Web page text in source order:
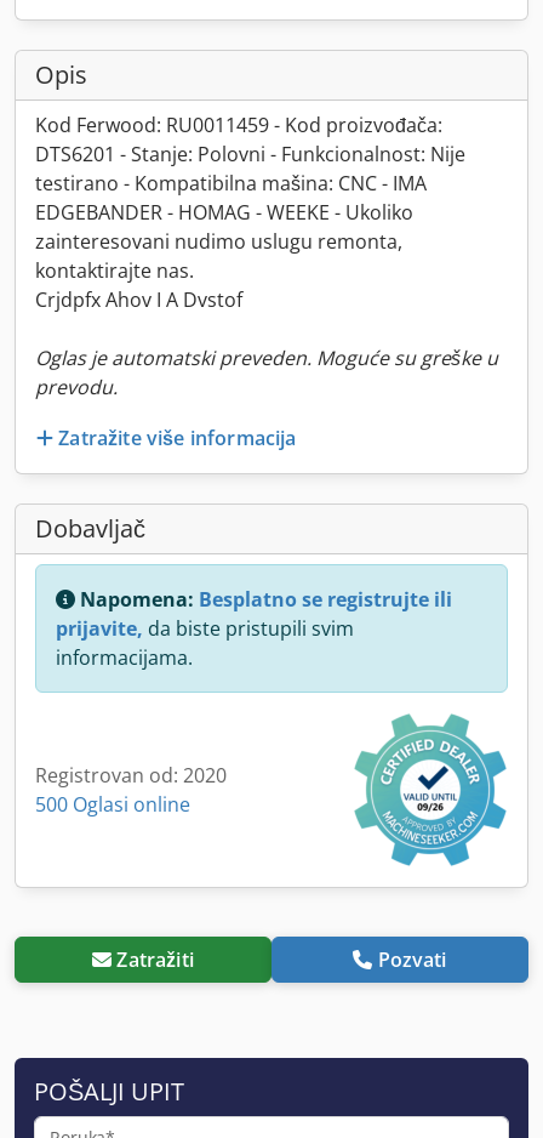
Opis
Kod Ferwood: RU0011459 - Kod proizvođača:
DTS6201 - Stanje: Polovni - Funkcionalnost: Nije
testirano - Kompatibilna mašina: CNC - IMA
EDGEBANDER - HOMAG - WEEKE - Ukoliko
zainteresovani nudimo uslugu remonta,
kontaktirajte nas.
Crjdpfx Ahov I A Dvstof
Oglas je automatski preveden. Moguće su greške u
prevodu.
Zatražite više informacija
Dobavljač
Napomena: Besplatno se registrujte ili
prijavite, da biste pristupili svim
informacijama.
Registrovan od: 2020
500 Oglasi online
Zatražiti Pozvati
POŠALJI UPIT